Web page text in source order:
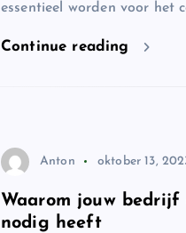
essentieel worden voor het
Continue reading
Anton oktober 13,
Waarom jouw
nodig heeft